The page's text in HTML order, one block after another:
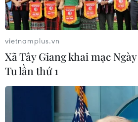
vietnamplus.vn
Xã Tây Giang khai mạc
Tu lần thứ 1